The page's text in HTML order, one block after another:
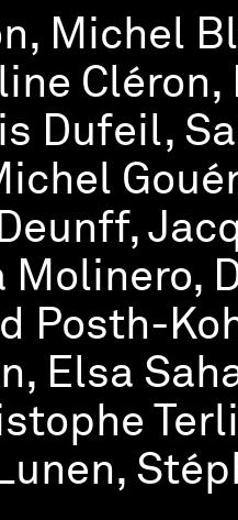
Michel
Cléron,
Dufeil,
Molinero,
Posth-
Elsa